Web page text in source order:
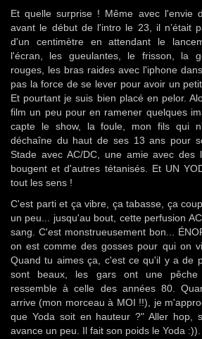
Et quelle surprise ! Même avec l'envie
avant le début de l'intro le 23, il n’était
d'un centimètre en attendant le
l'écran, les gueulantes, le frisson, la
rouges, les bras raides avec l'iphone
pas la force de se lever pour avoir un
Et pourtant je suis bien placé en pelor.
film un peu pour en ramener quelques
capte le show, la foule, mon fils qui
déchaîne du haut de ses 13 ans pour
Stade avec AC/DC, une amie avec des
bougent et d'autres tétanisés. Et UN
tout les sens !
C'est parti et ça vibre, ça tabasse, ça
un peu... jusqu'au bout, cette perfusion
sang. C'est monstrueusement bon...
on est comme des gosses pour qui on
Quand tu aimes ça, c'est ce qu'il y a de
sont beaux, les gars ont une pêche
ressemble à celle des années 80.
arrive (mon morceau à MOI !!), je
que Yoda soit en hauteur ?" Aller hop,
avance un peu. Il fait son poids le Yoda :)).